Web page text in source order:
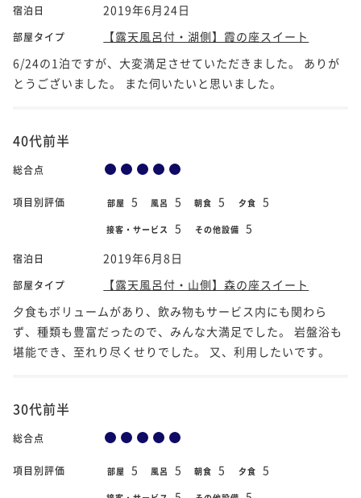
宿泊日 2019年6月24日
部屋タイプ
【露天風呂付・湖側】霞の座スイート
6/24の1泊ですが、大変満足させていただきました。 ありが
とうございました。 また伺いたいと思いました。
40代前半
総合点
項目別評価 部屋 5 風呂 5 朝食 5 夕食 5
接客・サービス 5 その他設備 5
宿泊日 2019年6月8日
部屋タイプ
【露天風呂付・山側】森の座スイート
夕食もボリュームがあり、飲み物もサービス内にも関わら
ず、種類も豊富だったので、みんな大満足でした。 岩盤浴も
堪能でき、至れり尽くせりでした。 又、利用したいです。
30代前半
総合点
項目別評価 部屋 5 風呂 5 朝食 5 夕食 5